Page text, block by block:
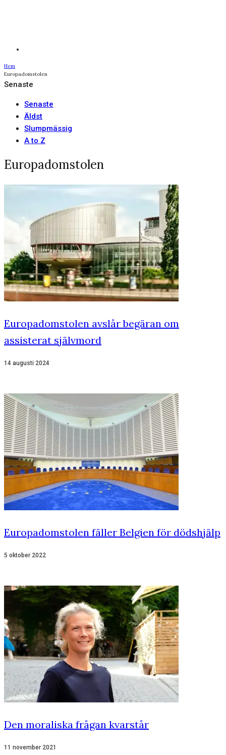
Hem
Europadomstolen
Senaste
Senaste
Äldst
Slumpmässig
A to Z
Europadomstolen
Europadomstolen avslår begäran om
assisterat självmord
14 augusti 2024
Europadomstolen fäller Belgien för dödshjälp
5 oktober 2022
Den moraliska frågan kvarstår
11 november 2021